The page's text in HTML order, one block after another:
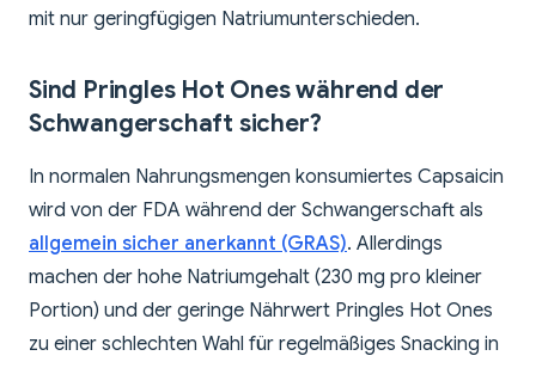
mit nur geringfügigen Natriumunterschieden.
Sind Pringles Hot Ones während der
Schwangerschaft sicher?
In normalen Nahrungsmengen konsumiertes Capsaicin
wird von der FDA während der Schwangerschaft als
allgemein sicher anerkannt (GRAS). Allerdings
machen der hohe Natriumgehalt (230 mg pro kleiner
Portion) und der geringe Nährwert Pringles Hot Ones
zu einer schlechten Wahl für regelmäßiges Snacking in